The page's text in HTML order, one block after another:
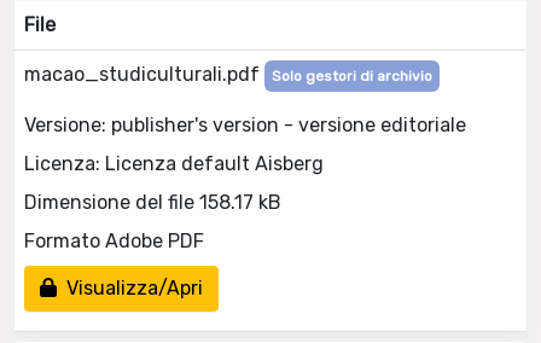
File
macao_studiculturali.pdf Solo gestori di archivio
Versione: publisher's version - versione editoriale
Licenza: Licenza default Aisberg
Dimensione del file 158.17 kB
Formato Adobe PDF
Visualizza/Apri